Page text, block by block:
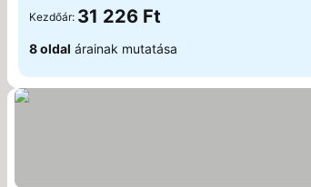
Kezdőár: 31 226 Ft
8 oldal árainak mutatása